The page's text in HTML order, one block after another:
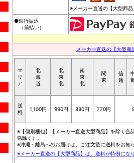
※メーカー直送の【大型商品
●銀行振込
（前払い）
メーカー直送の【大型
エ
リ
ア
北
海
道
北
東
北
南
東
北
関
東
信
越
送
料
1,100円 990円 880円 770円
※【個別梱包】【メーカー直送大型商品】を除く合
県除く）。
※沖縄・離島へのお届けは、ご注文後に送料をお知
※メーカー直送の【大型商品】は、送料が特例にな